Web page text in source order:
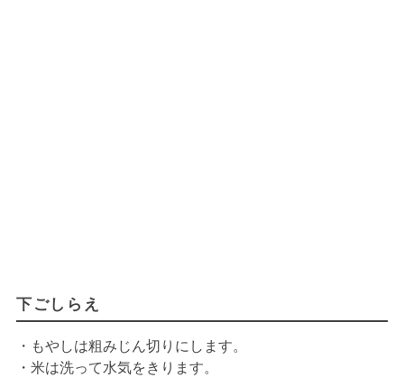
下ごしらえ
・もやしは粗みじん切りにします。
・米は洗って水気をきります。